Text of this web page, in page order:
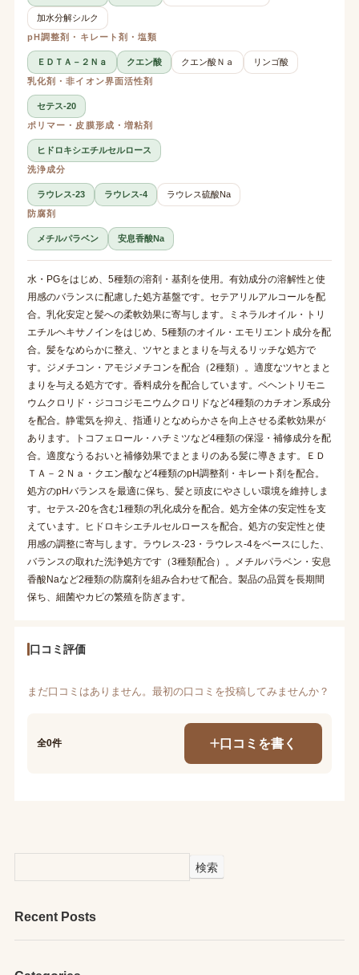
加水分解シルク
pH調整剤・キレート剤・塩類
ＥＤＴＡ－２Ｎａ クエン酸 クエン酸Ｎａ
リンゴ酸
乳化剤・非イオン界面活性剤
セテス-20
ポリマー・皮膜形成・増粘剤
ヒドロキシエチルセルロース
洗浄成分
ラウレス-23 ラウレス-4
ラウレス硫酸Na
防腐剤
メチルパラベン 安息香酸Na
水・PGをはじめ、5種類の溶剤・基剤を使用。有効成分の溶解性と使
用感のバランスに配慮した処方基盤です。セテアリルアルコールを配
合。乳化安定と髪への柔軟効果に寄与します。ミネラルオイル・トリ
エチルヘキサノインをはじめ、5種類のオイル・エモリエント成分を配
合。髪をなめらかに整え、ツヤとまとまりを与えるリッチな処方で
す。ジメチコン・アモジメチコンを配合（2種類）。適度なツヤとまと
まりを与える処方です。香料成分を配合しています。ベヘントリモニ
ウムクロリド・ジココジモニウムクロリドなど4種類のカチオン系成分
を配合。静電気を抑え、指通りとなめらかさを向上させる柔軟効果が
あります。トコフェロール・ハチミツなど4種類の保湿・補修成分を配
合。適度なうるおいと補修効果でまとまりのある髪に導きます。ＥＤ
ＴＡ－２Ｎａ・クエン酸など4種類のpH調整剤・キレート剤を配合。
処方のpHバランスを最適に保ち、髪と頭皮にやさしい環境を維持しま
す。セテス-20を含む1種類の乳化成分を配合。処方全体の安定性を支
えています。ヒドロキシエチルセルロースを配合。処方の安定性と使
用感の調整に寄与します。ラウレス-23・ラウレス-4をベースにした、
バランスの取れた洗浄処方です（3種類配合）。メチルパラベン・安息
香酸Naなど2種類の防腐剤を組み合わせて配合。製品の品質を長期間
保ち、細菌やカビの繁殖を防ぎます。
口コミ評価
まだ口コミはありません。最初の口コミを投稿してみませんか？
全0件 口コミを書く
検索
Recent Posts